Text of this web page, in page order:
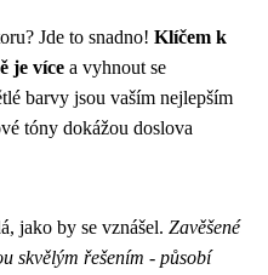
Jde to snadno! Klíčem k
je více a vyhnout se
barvy jsou vaším nejlepším
tóny dokážou doslova
jako by se vznášel. Zavěšené
skvělým řešením - působí